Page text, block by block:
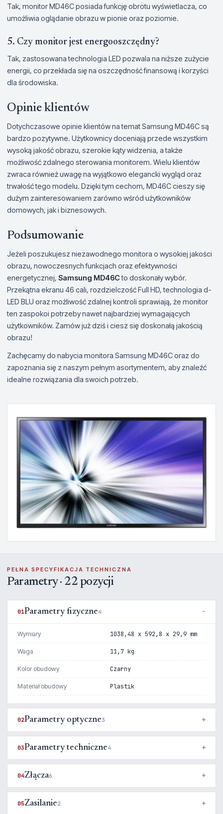
Tak, monitor MD46C posiada funkcję obrotu wyświetlacza, co
umożliwia oglądanie obrazu w pionie oraz poziomie.
5. Czy monitor jest energooszczędny?
Tak, zastosowana technologia LED pozwala na niższe zużycie
energii, co przekłada się na oszczędność finansową i korzyści
dla środowiska.
Opinie klientów
Dotychczasowe opinie klientów na temat Samsung MD46C są
bardzo pozytywne. Użytkownicy doceniają przede wszystkim
wysoką jakość obrazu, szerokie kąty widzenia, a także
możliwość zdalnego sterowania monitorem. Wielu klientów
zwraca również uwagę na wyjątkowo elegancki wygląd oraz
trwałość tego modelu. Dzięki tym cechom, MD46C cieszy się
dużym zainteresowaniem zarówno wśród użytkowników
domowych, jak i biznesowych.
Podsumowanie
Jeżeli poszukujesz niezawodnego monitora o wysokiej jakości
obrazu, nowoczesnych funkcjach oraz efektywności
energetycznej, Samsung MD46Cto doskonały wybór.
Przekątna ekranu 46 cali, rozdzielczość Full HD, technologia d-
LED BLU oraz możliwość zdalnej kontroli sprawiają, że monitor
ten zaspokoi potrzeby nawet najbardziej wymagających
użytkowników. Zamów już dziś i ciesz się doskonałą jakością
obrazu!
Zachęcamy do nabycia monitora Samsung MD46C oraz do
zapoznania się z naszym pełnym asortymentem, aby znaleźć
idealne rozwiązania dla swoich potrzeb.
PEŁNA SPECYFIKACJA TECHNICZNA
Parametry · 22 pozycji
01Parametry fizyczne4
Wymiary 1038,48 x 592,8 x 29,9 mm
Waga 11,7 kg
Kolor obudowy Czarny
Materiał obudowy Plastik
02Parametry optyczne3
03Parametry techniczne4
04Złącza6
05Zasilanie2